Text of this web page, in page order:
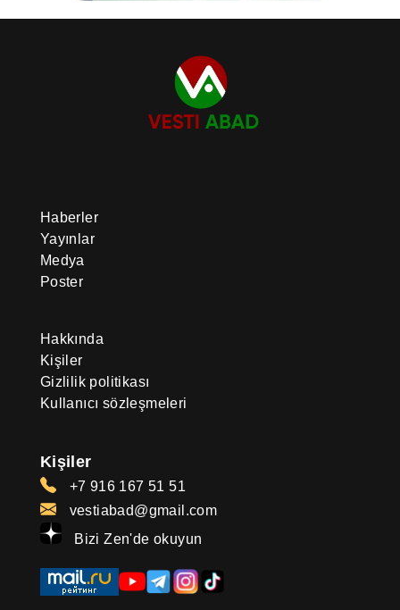
Haberler
Yayınlar
Medya
Poster
Hakkında
Kişiler
Gizlilik politikası
Kullanıcı sözleşmeleri
Kişiler
+7 916 167 51 51
vestiabad@gmail.com
Bizi Zen'de okuyun